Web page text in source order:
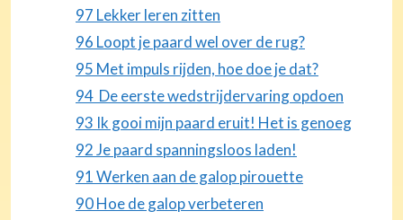
97 Lekker leren zitten
96 Loopt je paard wel over de rug?
95 Met impuls rijden, hoe doe je dat?
94 De eerste wedstrijdervaring opdoen
93 Ik gooi mijn paard eruit! Het is genoeg
92 Je paard spanningsloos laden!
91 Werken aan de galop pirouette
90 Hoe de galop verbeteren